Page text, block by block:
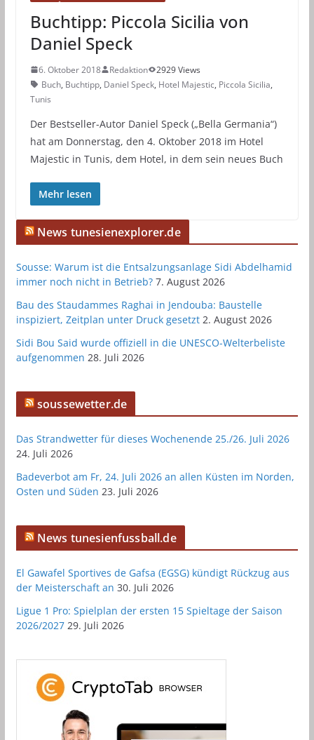
Buchtipp: Piccola Sicilia von
Daniel Speck
6. Oktober 2018 Redaktion
2929 Views
Buch, Buchtipp, Daniel Speck, Hotel Majestic, Piccola Sicilia,
Tunis
Der Bestseller-Autor Daniel Speck („Bella Germania“)
hat am Donnerstag, den 4. Oktober 2018 im Hotel
Majestic in Tunis, dem Hotel, in dem sein neues Buch
Mehr lesen
News tunesienexplorer.de
Sousse: Warum ist die Entsalzungsanlage Sidi Abdelhamid
immer noch nicht in Betrieb? 7. August 2026
Bau des Staudammes Raghai in Jendouba: Baustelle
inspiziert, Zeitplan unter Druck gesetzt 2. August 2026
Sidi Bou Said wurde offiziell in die UNESCO-Welterbeliste
aufgenommen 28. Juli 2026
soussewetter.de
Das Strandwetter für dieses Wochenende 25./26. Juli 2026
24. Juli 2026
Badeverbot am Fr, 24. Juli 2026 an allen Küsten im Norden,
Osten und Süden 23. Juli 2026
News tunesienfussball.de
El Gawafel Sportives de Gafsa (EGSG) kündigt Rückzug aus
der Meisterschaft an 30. Juli 2026
Ligue 1 Pro: Spielplan der ersten 15 Spieltage der Saison
2026/2027 29. Juli 2026